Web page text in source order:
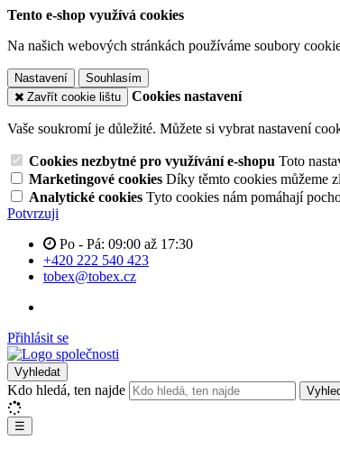
Tento e-shop využívá cookies
Na našich webových stránkách používáme soubory
Nastavení
Souhlasím
Zavřít cookie lištu
Cookies nastavení
Vaše soukromí je důležité. Můžete si vybrat nastavení
Cookies nezbytné pro využívání e-shopu Toto
Marketingové cookies Díky těmto cookies můžeme
Analytické cookies Tyto cookies nám pomáhají
Potvrzuji
Po - Pá: 09:00 až 17:30
+420 222 540 423
tobex@tobex.cz
Přihlásit se
Vyhledat
Kdo hledá, ten najde
☰